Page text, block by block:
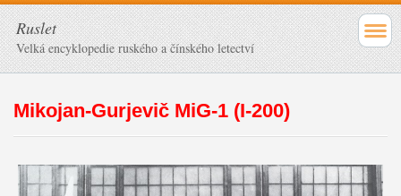
Ruslet
Velká encyklopedie ruského a čínského letectví
Mikojan-Gurjevič MiG-1 (I-200)